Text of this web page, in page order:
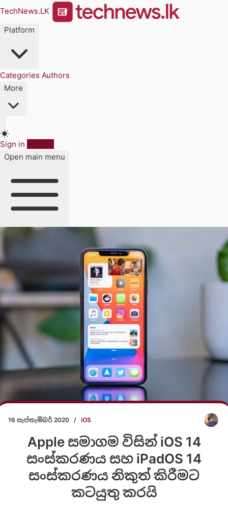
TechNews.LK
Platform
Categories Authors
More
Sign in
Open main menu
16 සැප්තැම්බර් 2020 / iOS
Apple සමාගම විසින් iOS 14
සංස්කරණය සහ iPadOS 14
සංස්කරණය නිකුත් කිරීමට
කටයුතු කරයි